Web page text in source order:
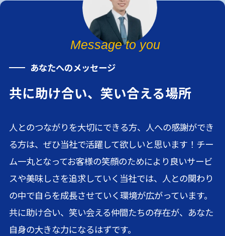
あなたへのメッセージ
共に助け合い、笑い合える場所
Message to you
人とのつながりを大切にできる方、人への感謝ができ
る方は、ぜひ当社で活躍して欲しいと思います！チー
ム一丸となってお客様の笑顔のためにより良いサービ
スや美味しさを追求していく当社では、人との関わり
の中で自らを成長させていく環境が広がっています。
共に助け合い、笑い会える仲間たちの存在が、あなた
自身の大きな力になるはずです。